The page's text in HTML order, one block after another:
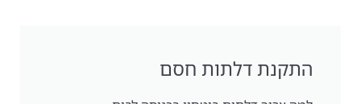
התקנת דלתות חסם